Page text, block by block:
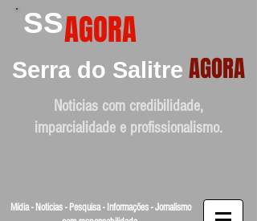
SSAGORA
Serra do Salitre AGORA
Noticias com credibilidade,
imparcialidade e profissionalismo.
Mídia - Noticias - Pesquisa - Informações - Jornalismo